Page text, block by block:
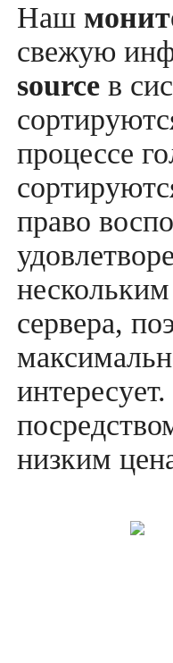
Наш
свежую
source в
процессе
право
сервера,
низким